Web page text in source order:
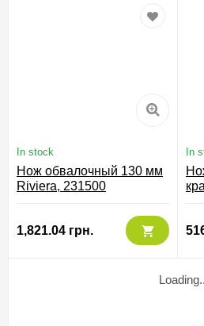
In stock
Нож обвалочный 130 мм
Riviera, 231500
1,821.04 грн.
In